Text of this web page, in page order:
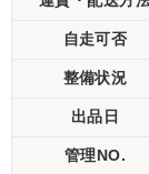
自走可否
整備状況
出品日
管理NO.